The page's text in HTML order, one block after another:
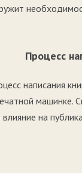
Процесс
написания
на